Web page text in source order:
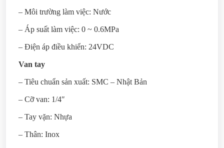
– Môi trường làm việc: Nước
– Áp suất làm việc: 0 ~ 0.6MPa
– Điện áp điều khiển: 24VDC
Van tay
– Tiêu chuẩn sản xuất: SMC – Nhật Bản
– Cỡ van: 1/4″
– Tay vặn: Nhựa
– Thân: Inox